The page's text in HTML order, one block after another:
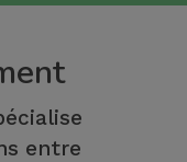
entre